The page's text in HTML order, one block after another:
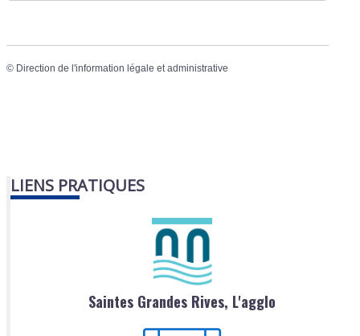
© Direction de l'information légale et administrative
LIENS PRATIQUES
Saintes Grandes Rives, L'agglo